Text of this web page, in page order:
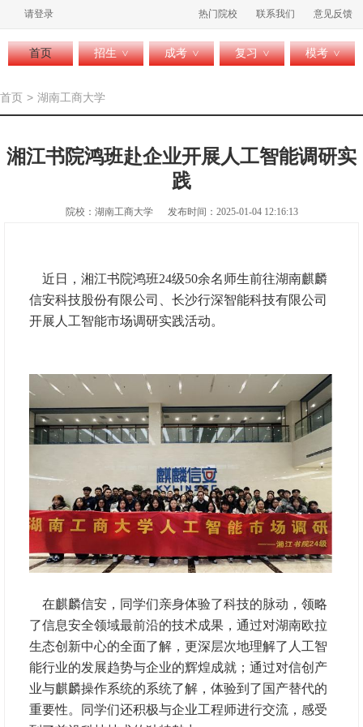
请登录 热门院校 联系我们 意见反馈
首页 招生 > 成考 > 复习 > 模考 >
首页 > 湖南工商大学
湘江书院鸿班赴企业开展人工智能调研实
践
院校：湖南工商大学 发布时间：2025-01-04 12:16:13
近日，湘江书院鸿班24级50余名师生前往湖南麒麟
信安科技股份有限公司、长沙行深智能科技有限公司
开展人工智能市场调研实践活动。
在麒麟信安，同学们亲身体验了科技的脉动，领略
了信息安全领域最前沿的技术成果，通过对湖南欧拉
生态创新中心的全面了解，更深层次地理解了人工智
能行业的发展趋势与企业的辉煌成就；通过对信创产
业与麒麟操作系统的系统了解，体验到了国产替代的
重要性。同学们还积极与企业工程师进行交流，感受